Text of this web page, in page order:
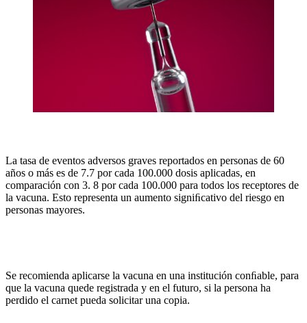
La tasa de eventos adversos graves reportados en personas de 60
años o más es de 7.7 por cada 100.000 dosis aplicadas, en
comparación con 3. 8 por cada 100.000 para todos los receptores de
la vacuna. Esto representa un aumento signiﬁcativo del riesgo en
personas mayores.
Se recomienda aplicarse la vacuna en una institución conﬁable, para
que la vacuna quede registrada y en el futuro, si la persona ha
perdido el carnet pueda solicitar una copia.